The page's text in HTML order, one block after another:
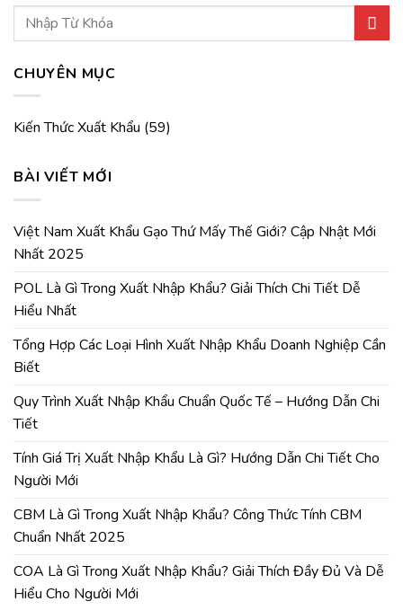
CHUYÊN MỤC
Kiến Thức Xuất Khẩu (59)
BÀI VIẾT MỚI
Việt Nam Xuất Khẩu Gạo Thứ Mấy Thế Giới? Cập Nhật Mới
Nhất 2025
POL Là Gì Trong Xuất Nhập Khẩu? Giải Thích Chi Tiết Dễ
Hiểu Nhất
Tổng Hợp Các Loại Hình Xuất Nhập Khẩu Doanh Nghiệp Cần
Biết
Quy Trình Xuất Nhập Khẩu Chuẩn Quốc Tế – Hướng Dẫn Chi
Tiết
Tính Giá Trị Xuất Nhập Khẩu Là Gì? Hướng Dẫn Chi Tiết Cho
Người Mới
CBM Là Gì Trong Xuất Nhập Khẩu? Công Thức Tính CBM
Chuẩn Nhất 2025
COA Là Gì Trong Xuất Nhập Khẩu? Giải Thích Đầy Đủ Và Dễ
Hiểu Cho Người Mới